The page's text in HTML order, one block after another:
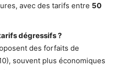
avec des tarifs entre 50
dégressifs ?
des forfaits de
souvent plus économiques